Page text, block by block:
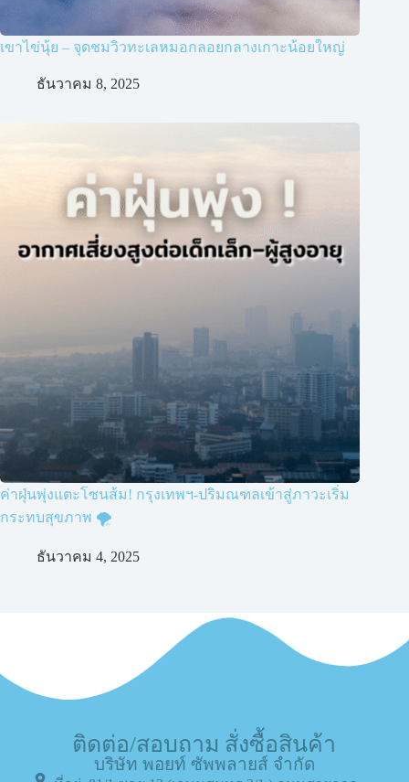
เขาไข่นุ้ย – จุดชมวิวทะเลหมอกลอยกลางเกาะน้อยใหญ่
ธันวาคม 8, 2025
ค่าฝุ่นพุ่งแตะโซนส้ม! กรุงเทพฯ-ปริมณฑลเข้าสู่ภาวะเริ่ม
กระทบสุขภาพ 🌪️
ธันวาคม 4, 2025
ติดต่อ/สอบถาม สั่งซื้อสินค้า
บริษัท พอยท์ ซัพพลายส์ จำกัด